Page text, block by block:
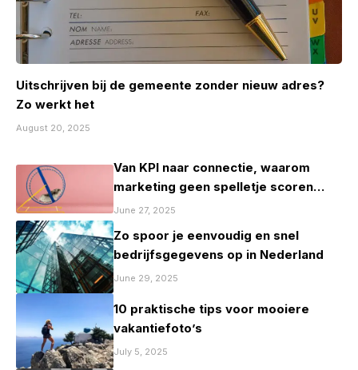
Uitschrijven bij de gemeente zonder nieuw adres?
Zo werkt het
August 20, 2025
Van KPI naar connectie, waarom
marketing geen spelletje scoren
mag zijn
June 27, 2025
Zo spoor je eenvoudig en snel
bedrijfsgegevens op in Nederland
June 29, 2025
10 praktische tips voor mooiere
vakantiefoto’s
July 5, 2025